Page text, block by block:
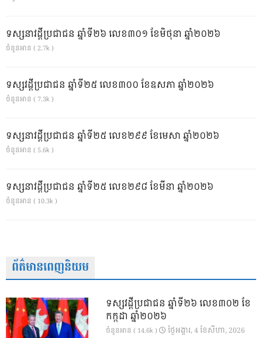
ទស្សនាវដ្ដីប្រជាជន ឆ្នាំទី២៦ លេខ៣០១ ខែមិថុនា ឆ្នាំ២០២៦
ចំនួនអាន ( 2.7k )
ទស្សវដ្តីប្រជាជន ឆ្នាំទី២៥ លេខ៣០០ ខែឧសភា ឆ្នាំ២០២៦
ចំនួនអាន ( 7.3k )
ទស្សនាវដ្ដីប្រជាជន ឆ្នាំទី២៥ លេខ២៩៩ ខែមេសា ឆ្នាំ២០២៦
ចំនួនអាន ( 5.6k )
ទស្សនាវដ្ដីប្រជាជន ឆ្នាំទី២៥ លេខ២៩៨ ខែមីនា ឆ្នាំ២០២៦
ចំនួនអាន ( 10.3k )
ព័ត៌មានពេញនិយម
ទស្សវដ្តីប្រជាជន ឆ្នាំទី២៦ លេខ៣០២ ខែ
កក្កដា ឆ្នាំ២០២៦
ចំនួនអាន ( 14.6k ) ថ្ងៃ​អង្គារ, 4 ខែ​សីហា, 2026